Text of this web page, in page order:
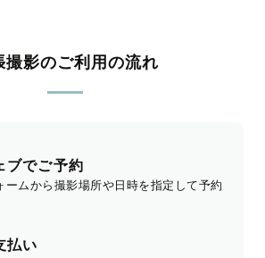
撮影のご利用の流れ
ブでご予約
ームから撮影場所や日時を指定して予約
払い